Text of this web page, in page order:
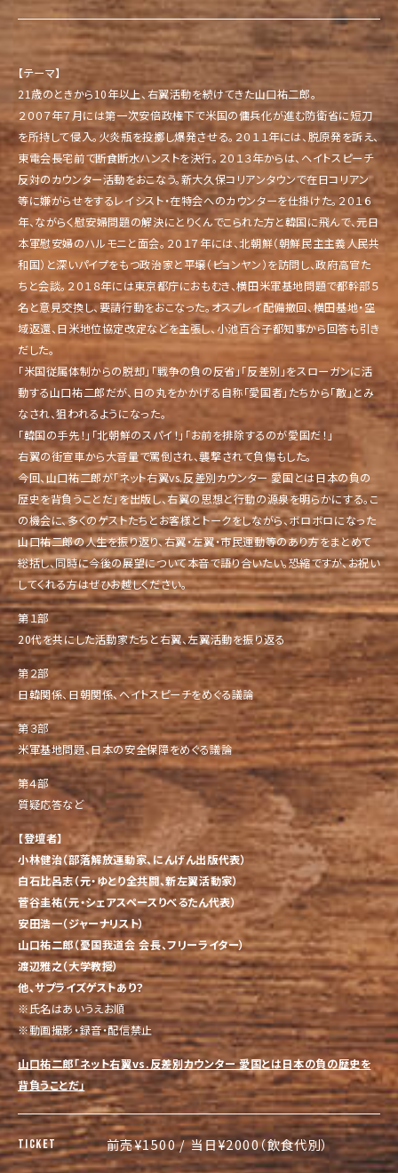
【テーマ】
21歳のときから10年以上、右翼活動を続けてきた山口祐二郎。
２００７年７月には第一次安倍政権下で米国の傭兵化が進む防衛省に短刀
を所持して侵入。火炎瓶を投擲し爆発させる。２０１１年には、脱原発を訴え、
東電会長宅前で断食断水ハンストを決行。２０１３年からは、ヘイトスピーチ
反対のカウンター活動をおこなう。新大久保コリアンタウンで在日コリアン
等に嫌がらせをするレイシスト・在特会へのカウンターを仕掛けた。２０１６
年、ながらく慰安婦問題の解決にとりくんでこられた方と韓国に飛んで、元日
本軍慰安婦のハルモニと面会。２０１７年には、北朝鮮（朝鮮民主主義人民共
和国）と深いパイプをもつ政治家と平壌（ピョンヤン）を訪問し、政府高官た
ちと会談。２０１８年には東京都庁におもむき、横田米軍基地問題で都幹部５
名と意見交換し、要請行動をおこなった。オスプレイ配備撤回、横田基地・空
域返還、日米地位協定改定などを主張し、小池百合子都知事から回答も引き
だした。
「米国従属体制からの脱却」「戦争の負の反省」「反差別」をスローガンに活
動する山口祐二郎だが、日の丸をかかげる自称「愛国者」たちから「敵」とみ
なされ、狙われるようになった。
「韓国の手先！」「北朝鮮のスパイ！」「お前を排除するのが愛国だ！」
右翼の街宣車から大音量で罵倒され、襲撃されて負傷もした。
今回、山口祐二郎が「ネット右翼vs.反差別カウンター 愛国とは日本の負の
歴史を背負うことだ」を出版し、右翼の思想と行動の源泉を明らかにする。こ
の機会に、多くのゲストたちとお客様とトークをしながら、ボロボロになった
山口祐二郎の人生を振り返り、右翼・左翼・市民運動等のあり方をまとめて
総括し、同時に今後の展望について本音で語り合いたい。恐縮ですが、お祝い
してくれる方はぜひお越しください。
第１部
20代を共にした活動家たちと右翼、左翼活動を振り返る
第２部
日韓関係、日朝関係、ヘイトスピーチをめぐる議論
第３部
米軍基地問題、日本の安全保障をめぐる議論
第４部
質疑応答など
【登壇者】
小林健治（部落解放運動家、にんげん出版代表）
白石比呂志（元・ゆとり全共闘、新左翼活動家）
菅谷圭祐（元・シェアスペースりべるたん代表）
安田浩一（ジャーナリスト）
山口祐二郎（憂国我道会 会長、フリーライター）
渡辺雅之（大学教授）
他、サプライズゲストあり？
※氏名はあいうえお順
※動画撮影・録音・配信禁止
山口祐二郎「ネット右翼vs.反差別カウンター 愛国とは日本の負の歴史を
背負うことだ」
TICKET 前売¥1500 / 当日¥2000（飲食代別）